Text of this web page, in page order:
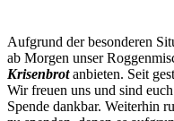
Aufgrund der besonderen
ab Morgen unser
Krisenbrotanbieten. Seit
Wir freuen uns und sind
Spende dankbar. Weiterhin